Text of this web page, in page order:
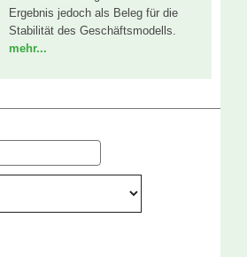
Ergebnis jedoch als Beleg für die
Stabilität des Geschäftsmodells.
mehr...